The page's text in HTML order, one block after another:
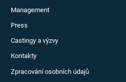
Management
Press
Castingy a výzvy
Kontakty
Zpracování osobních údajů